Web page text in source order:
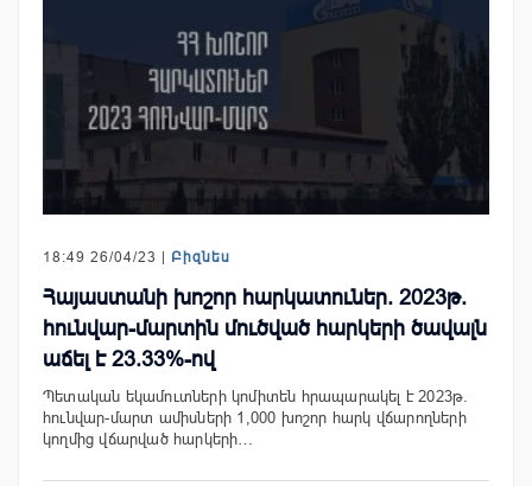
18:49 26/04/23 | Բիզնես
Հայաստանի խոշոր հարկատուներ. 2023թ.
հունվար-մարտին մուծված հարկերի ծավալն
աճել է 23.33%-ով
Պետական եկամուտների կոմիտեն հրապարակել է 2023թ.
հունվար-մարտ ամիսների 1,000 խոշոր հարկ վճարողների
կողմից վճարված հարկերի…